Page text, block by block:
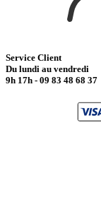
Service Client
Du lundi au vendredi
9h 17h - 09 83 48 68 37